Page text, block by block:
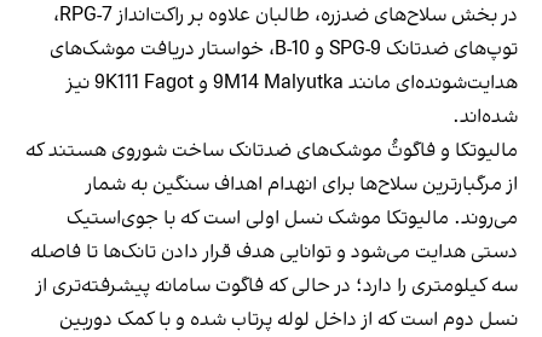
در بخش سلاح‌های ضدزره، طالبان علاوه بر راکت‌انداز RPG-7،
توپ‌های ضدتانک SPG-9 و B-10، خواستار دریافت موشک‌های
هدایت‌شونده‌ای مانند 9M14 Malyutka و 9K111 Fagot نیز
شده‌اند.
مالیوتکا و فاگوتُ موشک‌های ضدتانک ساخت شوروی هستند که
از مرگبارترین سلاح‌ها برای انهدام اهداف سنگین به شمار
می‌روند. مالیوتکا موشک نسل اولی است که با جوی‌استیک
دستی هدایت می‌شود و توانایی هدف قرار دادن تانک‌ها تا فاصله
سه کیلومتری را دارد؛ در حالی که فاگوت سامانه پیشرفته‌تری از
نسل دوم است که از داخل لوله پرتاب شده و با کمک دوربین